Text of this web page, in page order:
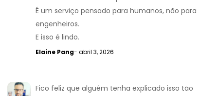
É um serviço pensado para humanos, não para
engenheiros.
E isso é lindo.
Elaine Pang- abril 3, 2026
Fico feliz que alguém tenha explicado isso tão